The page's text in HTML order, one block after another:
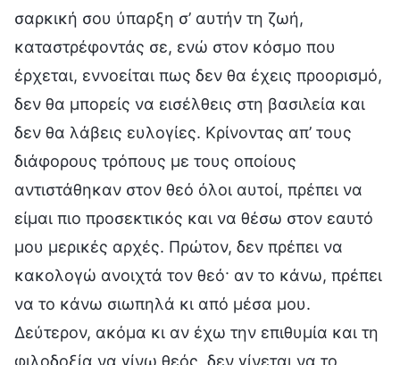
σαρκική σου ύπαρξη σ’ αυτήν τη ζωή,
καταστρέφοντάς σε, ενώ στον κόσμο που
έρχεται, εννοείται πως δεν θα έχεις προορισμό,
δεν θα μπορείς να εισέλθεις στη βασιλεία και
δεν θα λάβεις ευλογίες. Κρίνοντας απ’ τους
διάφορους τρόπους με τους οποίους
αντιστάθηκαν στον θεό όλοι αυτοί, πρέπει να
είμαι πιο προσεκτικός και να θέσω στον εαυτό
μου μερικές αρχές. Πρώτον, δεν πρέπει να
κακολογώ ανοιχτά τον θεό· αν το κάνω, πρέπει
να το κάνω σιωπηλά κι από μέσα μου.
Δεύτερον, ακόμα κι αν έχω την επιθυμία και τη
φιλοδοξία να γίνω θεός, δεν γίνεται να το